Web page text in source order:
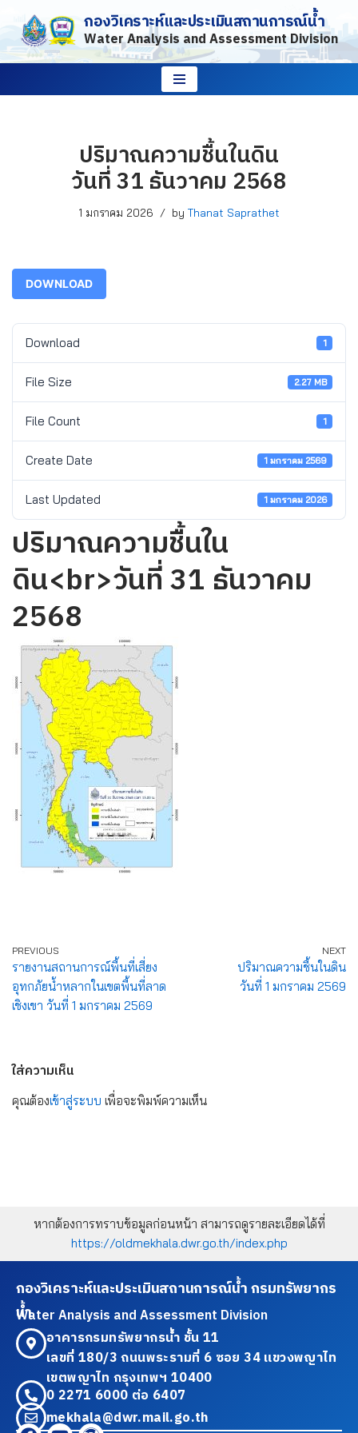
Skip
to
กองวิเคราะห์และประเมินสถานการณ์น้ำ
Water Analysis and Assessment Division
ปริมาณความชื้นในดิน
วันที่ 31 ธันวาคม 2568
1 มกราคม 2026 by Thanat Saprathet
DOWNLOAD
Download 1
File Size 2.27 MB
File Count 1
Create Date 1 มกราคม 2569
Last Updated 1 มกราคม 2026
ปริมาณความชื้นใน
ดิน<br>วันที่ 31 ธันวาคม
2568
PREVIOUS
รายงานสถานการณ์พื้นที่เสี่ยง
อุทกภัยน้ำหลากในเขตพื้นที่ลาด
เชิงเขา วันที่ 1 มกราคม 2569
NEXT
ปริมาณความชื้นในดิน
วันที่ 1 มกราคม 2569
ใส่ความเห็น
คุณต้องเข้าสู่ระบบ เพื่อจะพิมพ์ความเห็น
หากต้องการทราบข้อมูลก่อนหน้า สามารถดูรายละเอียดได้ที่
https://oldmekhala.dwr.go.th/index.php
กองวิเคราะห์และประเมินสถานการณ์น้ำ กรมทรัพยากร
น้ำ
Water Analysis and Assessment Division
อาคารกรมทรัพยากรน้ำ ชั้น 11
เลขที่ 180/3 ถนนพระรามที่ 6 ซอย 34 แขวงพญาไท
เขตพญาไท กรุงเทพฯ 10400
0 2271 6000 ต่อ 6407
mekhala@dwr.mail.go.th